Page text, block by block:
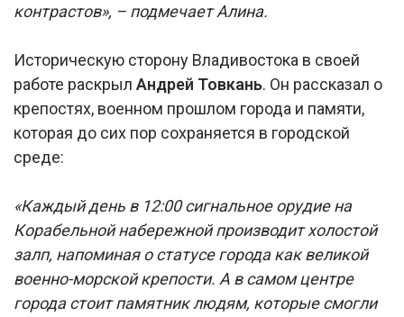
контрастов», – подмечает Алина.
Историческую сторону Владивостока в своей
работе раскрыл Андрей Товкань. Он рассказал о
крепостях, военном прошлом города и памяти,
которая до сих пор сохраняется в городской
среде:
«Каждый день в 12:00 сигнальное орудие на
Корабельной набережной производит холостой
залп, напоминая о статусе города как великой
военно-морской крепости. А в самом центре
города стоит памятник людям, которые смогли